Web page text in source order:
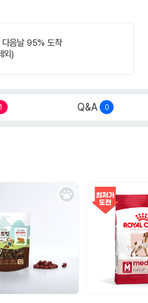
다음날 95% 도착
외)
1 Q&A 0